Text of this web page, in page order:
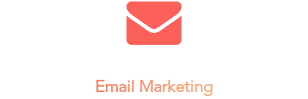
Email Marketing